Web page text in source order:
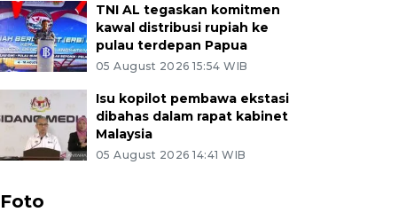
TNI AL tegaskan komitmen
kawal distribusi rupiah ke
pulau terdepan Papua
05 August 2026 15:54 WIB
Isu kopilot pembawa ekstasi
dibahas dalam rapat kabinet
Malaysia
05 August 2026 14:41 WIB
Foto